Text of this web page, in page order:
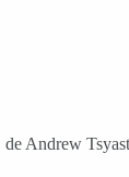
Andrew